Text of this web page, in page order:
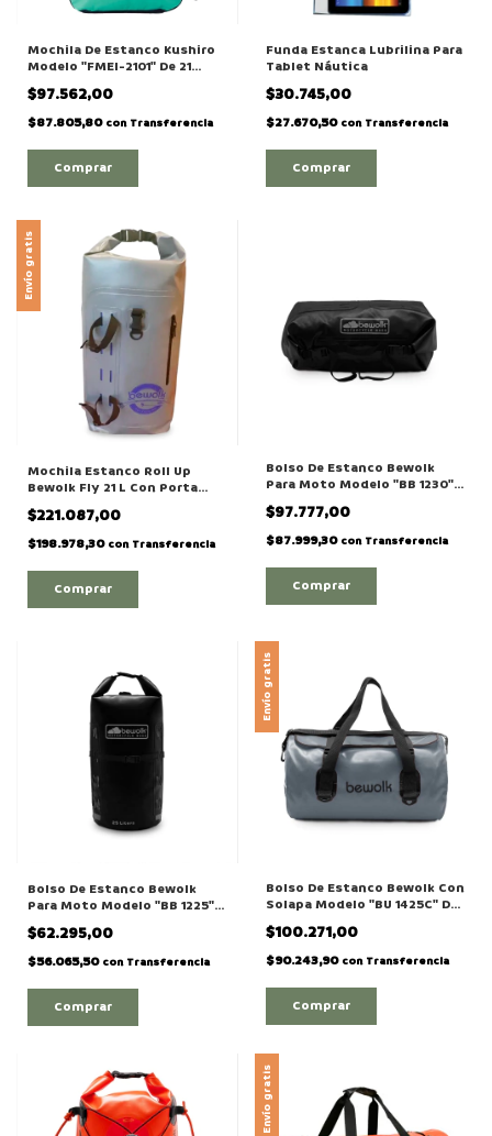
Mochila De Estanco Kushiro
Modelo "FMEI-2101" De 21
Litros
$97.562,00
$87.805,80 con Transferencia
Funda Estanca Lubrilina Para
Tablet Náutica
$30.745,00
$27.670,50 con Transferencia
Envío gratis
Mochila Estanco Roll Up
Bewolk Fly 21 L Con Porta
Tubo
$221.087,00
$198.978,30 con Transferencia
Bolso De Estanco Bewolk
Para Moto Modelo "BB 1230"
De 30 Litros
$97.777,00
$87.999,30 con Transferencia
Comprar
Bolso De Estanco Bewolk
Para Moto Modelo "BB 1225"
De 25 Litros
$62.295,00
$56.065,50 con Transferencia
Comprar
Envío gratis
Bolso De Estanco Bewolk Con
Solapa Modelo "BU 1425C" De
25 Litros
$100.271,00
$90.243,90 con Transferencia
Comprar
Envío gratis